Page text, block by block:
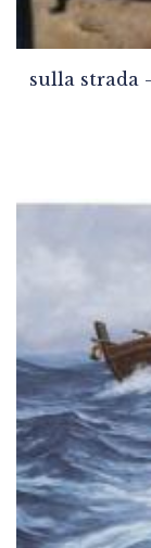
sulla strada